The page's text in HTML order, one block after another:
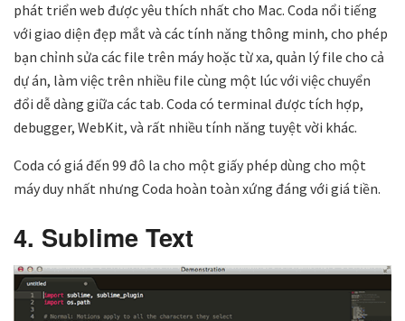
phát triển web được yêu thích nhất cho Mac. Coda nổi tiếng
với giao diện đẹp mắt và các tính năng thông minh, cho phép
bạn chỉnh sửa các file trên máy hoặc từ xa, quản lý file cho cả
dự án, làm việc trên nhiều file cùng một lúc với việc chuyển
đổi dễ dàng giữa các tab. Coda có terminal được tích hợp,
debugger, WebKit, và rất nhiều tính năng tuyệt vời khác.
Coda có giá đến 99 đô la cho một giấy phép dùng cho một
máy duy nhất nhưng Coda hoàn toàn xứng đáng với giá tiền.
4. Sublime Text